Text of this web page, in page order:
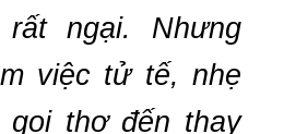
ngại. Nhưng
việc tử tế, nhẹ
gọi thợ đến thay